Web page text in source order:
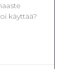
käyttää?